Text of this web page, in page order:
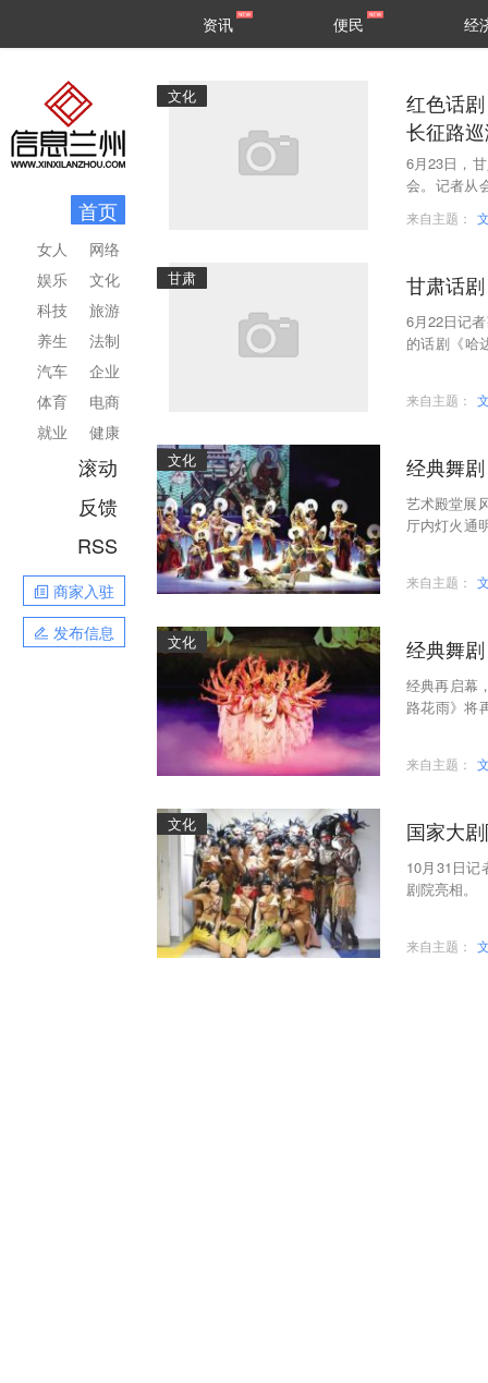
区县
资讯 便民 经
首页
网络
文化
旅游
法制
企业
电商
健康
女人
娱乐
科技
养生
汽车
体育
就业
滚动
反馈
RSS
商家入驻
发布信息
文化
红色话
长征路
6月23日，
会。记者从
来自主题：
甘肃 甘肃话
6月22日记
的话剧《哈
来自主题：
文化 经典舞
艺术殿堂展
厅内灯火通
来自主题：
文化 经典舞
经典再启幕
路花雨》将
来自主题：
文化 国家大
10月31日记
剧院亮相。
来自主题：